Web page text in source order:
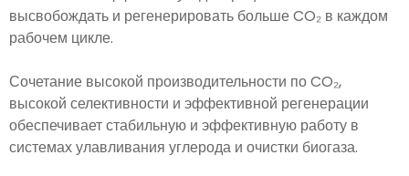
высвобождать и регенерировать больше CO₂ в каждом
рабочем цикле.
Сочетание высокой производительности по CO₂,
высокой селективности и эффективной регенерации
обеспечивает стабильную и эффективную работу в
системах улавливания углерода и очистки биогаза.